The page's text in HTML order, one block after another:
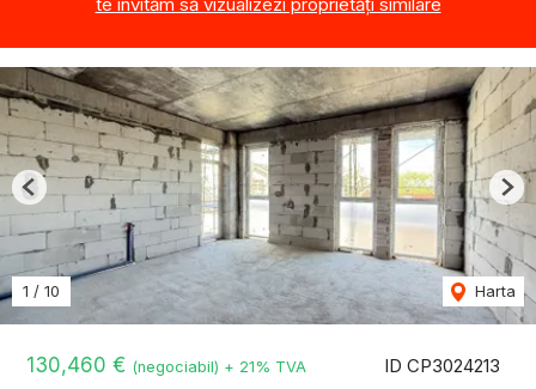
ID CP3024213
130,460 € (negociabil) + 21% TVA
1 / 10 Harta
Previous